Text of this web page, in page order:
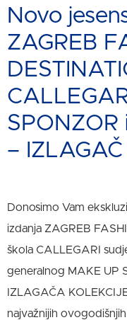
Novo
ZAGREB
SPONZOR
–
Donosimo Vam
izdanja ZAGREB
škola CALLEGARI
generalnog MAKE UP
IZLAGAČA
najvažnijih